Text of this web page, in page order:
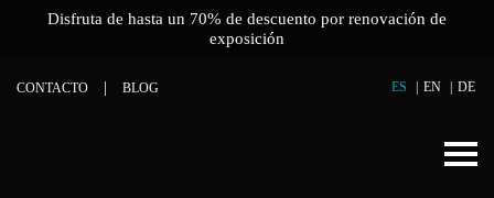
Disfruta de hasta un 70% de descuento por renovación de
exposición
CONTACTO BLOG ES EN DE